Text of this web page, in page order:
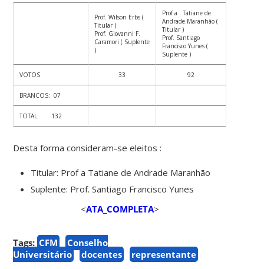
Prof. Wilson Erbs (
Titular )
Prof. Giovanni F.
Caramori ( Suplente
)
Prof a . Tatiane de
Andrade Maranhão (
Titular )
Prof. Santiago
Francisco Yunes (
Suplente )
VOTOS 33 92
BRANCOS: 07
TOTAL: 132
Desta forma consideram-se eleitos :
Titular: Prof a Tatiane de Andrade Maranhão
Suplente: Prof. Santiago Francisco Yunes
<ATA_COMPLETA>
Tags: CFM
Conselho
Universitário
docentes representante